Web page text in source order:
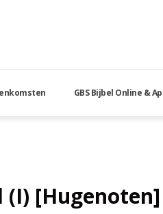
GBS Bijbel Online &
[Hugenoten]